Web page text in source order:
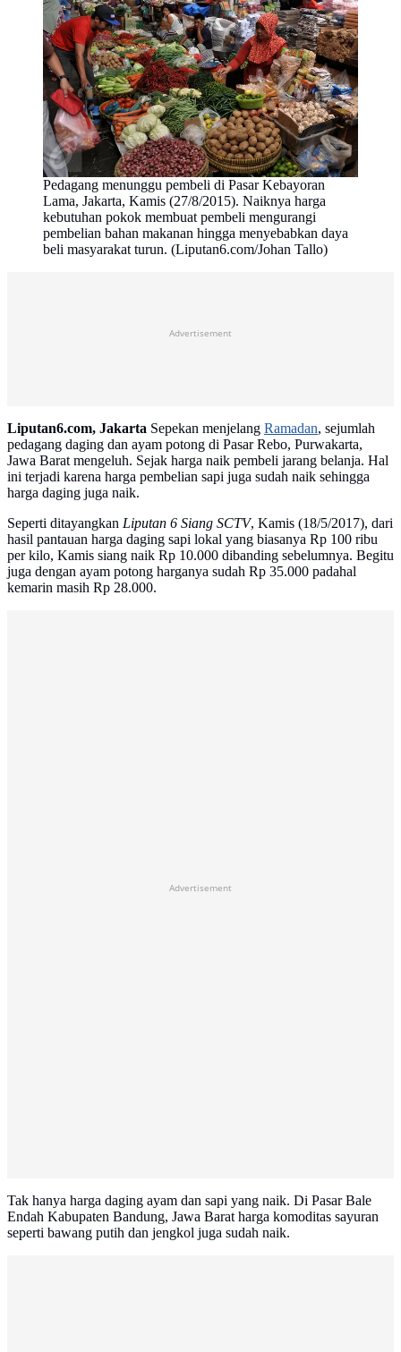
Pedagang menunggu pembeli di Pasar Kebayoran
Lama, Jakarta, Kamis (27/8/2015). Naiknya harga
kebutuhan pokok membuat pembeli mengurangi
pembelian bahan makanan hingga menyebabkan daya
beli masyarakat turun. (Liputan6.com/Johan Tallo)
Advertisement
Liputan6.com, Jakarta Sepekan menjelang Ramadan, sejumlah
pedagang daging dan ayam potong di Pasar Rebo, Purwakarta,
Jawa Barat mengeluh. Sejak harga naik pembeli jarang belanja. Hal
ini terjadi karena harga pembelian sapi juga sudah naik sehingga
harga daging juga naik.
Seperti ditayangkan Liputan 6 Siang SCTV, Kamis (18/5/2017), dari
hasil pantauan harga daging sapi lokal yang biasanya Rp 100 ribu
per kilo, Kamis siang naik Rp 10.000 dibanding sebelumnya. Begitu
juga dengan ayam potong harganya sudah Rp 35.000 padahal
kemarin masih Rp 28.000.
Advertisement
Tak hanya harga daging ayam dan sapi yang naik. Di Pasar Bale
Endah Kabupaten Bandung, Jawa Barat harga komoditas sayuran
seperti bawang putih dan jengkol juga sudah naik.